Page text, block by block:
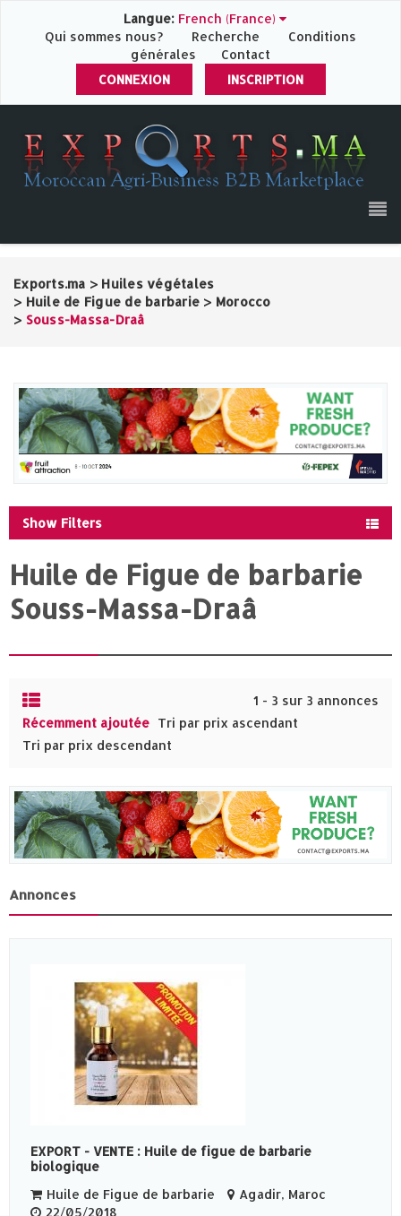
Langue: French (France)
Qui sommes nous?
Recherche
Conditions
générales
Contact
CONNEXION
INSCRIPTION
Exports.ma > Huiles végétales
> Huile de Figue de barbarie > Morocco
> Souss-Massa-Draâ
Show Filters
Huile de Figue de barbarie
Souss-Massa-Draâ
1 - 3 sur 3 annonces
Récemment ajoutée Tri par prix ascendant
Tri par prix descendant
Annonces
EXPORT - VENTE : Huile de figue de barbarie
biologique
Huile de Figue de barbarie
Agadir, Maroc
22/05/2018